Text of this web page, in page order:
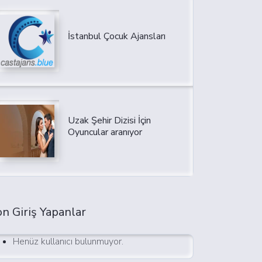
İstanbul Çocuk Ajansları
Uzak Şehir Dizisi İçin
Oyuncular aranıyor
Giriş Yapanlar
Henüz kullanıcı bulunmuyor.